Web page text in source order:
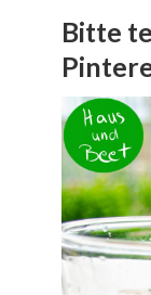
Bitte